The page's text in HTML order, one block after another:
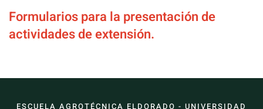
Formularios para la presentación de
actividades de extensión.
ESCUELA AGROTÉCNICA ELDORADO - UNIVERSIDAD